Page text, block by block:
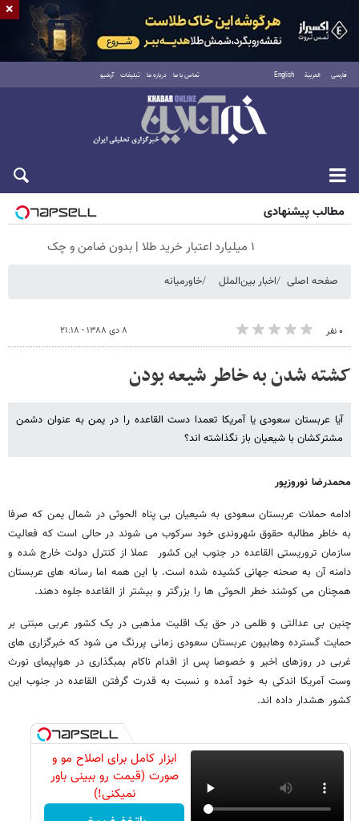
فارسی العربية English تماس با ما درباره ما تبلیغات آرشیو
جمعه ۱۶ مرداد ۱۴۰۵
مطالب پیشنهادی
۱ میلیارد اعتبار خرید طلا | بدون ضامن و چک
صفحه اصلی اخبار بین‌الملل خاورمیانه
۰ نفر ۸ دی ۱۳۸۸ - ۲۱:۱۸
کشته شدن به خاطر شیعه بودن
آیا عربستان سعودی یا آمریکا تعمدا دست القاعده را در یمن به عنوان دشمن
مشترکشان با شیعیان باز نگذاشته اند؟
محمدرضا نوروزپور
ادامه حملات عربستان سعودی به شیعیان بی پناه الحوثی در شمال یمن که صرفا
به خاطر مطالبه حقوق شهروندی خود سرکوب می شوند در حالی است که فعالیت
سازمان تروریستی القاعده در جنوب این کشور عملا از کنترل دولت خارج شده و
دامنه آن به صحنه جهانی کشیده شده است. با این همه اما رسانه های عربستان
همچنان می کوشند خطر الحوثی ها را بزرگتر و بیشتر از القاعده جلوه دهند.
چنین بی عدالتی و ظلمی در حق یک اقلیت مذهبی در یک کشور عربی مبتنی بر
حمایت گسترده وهابیون عربستان سعودی زمانی پررنگ می شود که خبرگزاری های
غربی در روزهای اخیر و خصوصا پس از اقدام ناکام بمبگذاری در هواپیمای نورث
وست آمریکا اندکی به خود آمده و نسبت به قدرت گرفتن القاعده در جنوب این
کشور هشدار داده اند.
ابزار کامل برای اصلاح مو و
صورت (قیمت رو ببینی باور
نمیکنی!)
×